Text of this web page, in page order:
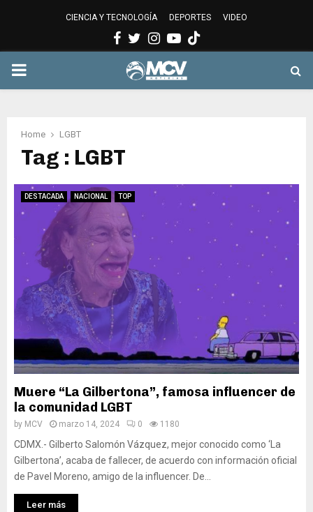
CIENCIA Y TECNOLOGÍA DEPORTES VIDEO
Facebook
Twitter
Instagram
Youtube
PRIMARY
Home LGBT
Tag : LGBT
DESTACADA NACIONAL TOP
Muere “La Gilbertona”, famosa influencer de
la comunidad LGBT
by MCV marzo 14, 2024 0 1180
CDMX.- Gilberto Salomón Vázquez, mejor conocido como ‘La
Gilbertona’, acaba de fallecer, de acuerdo con información oficial
de Pavel Moreno, amigo de la influencer. De...
Leer más